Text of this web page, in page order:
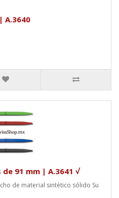
A.3640
91 mm | A.3641 √
de material sintético sólido Su